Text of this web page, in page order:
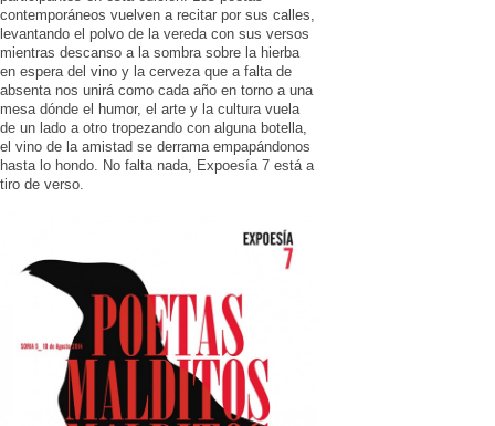
contemporáneos vuelven a recitar por sus calles,
levantando el polvo de la vereda con sus versos
mientras descanso a la sombra sobre la hierba
en espera del vino y la cerveza que a falta de
absenta nos unirá como cada año en torno a una
mesa dónde el humor, el arte y la cultura vuela
de un lado a otro tropezando con alguna botella,
el vino de la amistad se derrama empapándonos
hasta lo hondo. No falta nada, Expoesía 7 está a
tiro de verso.